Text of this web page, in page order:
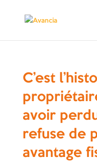
C’est
avoir
refuse de
avantage